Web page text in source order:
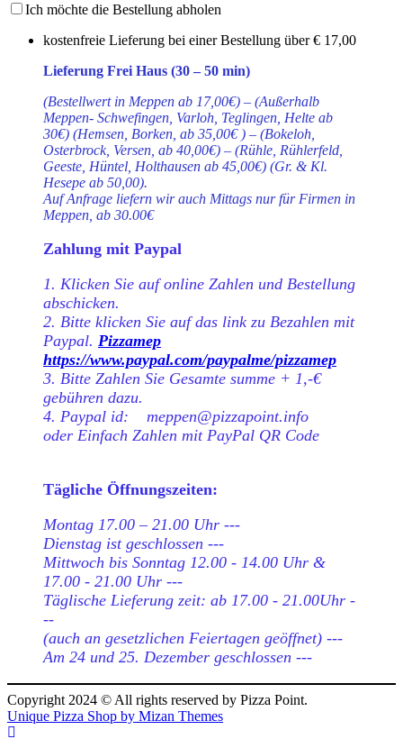
Ich möchte die Bestellung abholen
kostenfreie Lieferung bei einer Bestellung über€ 17,00
Lieferung Frei Haus (30 – 50 min)
(Bestellwert in Meppen ab 17,00€) – (Außerhalb
Meppen- Schwefingen, Varloh, Teglingen, Helte ab
30€) (Hemsen, Borken, ab 35,00€ ) – (Bokeloh,
Osterbrock, Versen, ab 40,00€) – (Rühle, Rühlerfeld,
Geeste, Hüntel, Holthausen ab 45,00€) (Gr. & Kl.
Hesepe ab 50,00).
Auf Anfrage liefern wir auch Mittags nur für Firmen in
Meppen, ab 30.00€
Zahlung mit Paypal
1. Klicken Sie auf online Zahlen und Bestellung
abschicken.
2. Bitte klicken Sie auf das link zu Bezahlen mit
Paypal. Pizzamep
https://www.paypal.com/paypalme/pizzamep
3. Bitte Zahlen Sie Gesamte summe + 1,-€
gebühren dazu.
4. Paypal id: meppen@pizzapoint.info
oder Einfach Zahlen mit PayPal QR Code
Tägliche Öffnungszeiten:
Montag 17.00 – 21.00 Uhr ---
Dienstag ist geschlossen ---
Mittwoch bis Sonntag 12.00 - 14.00 Uhr &
17.00 - 21.00 Uhr ---
Täglische Lieferung zeit: ab 17.00 - 21.00Uhr -
--
(auch an gesetzlichen Feiertagen geöffnet) ---
Am 24 und 25. Dezember geschlossen ---
Copyright 2024 © All rights reserved by Pizza Point.
Unique Pizza Shop by Mizan Themes